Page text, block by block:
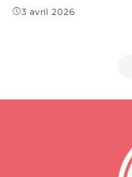
3 avril 2026